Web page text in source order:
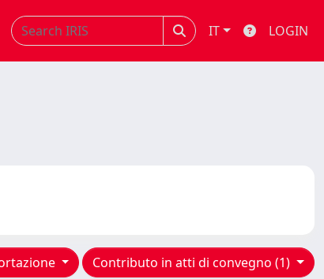
IT LOGIN
Contributo in atti di convegno (1)